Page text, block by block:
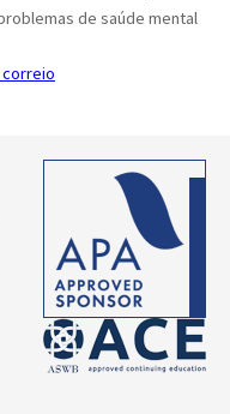
de saúde mental